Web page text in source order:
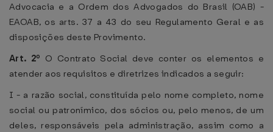
Advocacia e a Ordem dos Advogados do Brasil (OAB) -
EAOAB, os arts. 37 a 43 do seu Regulamento Geral e as
disposições deste Provimento.
Art. 2º O Contrato Social deve conter os elementos e
atender aos requisitos e diretrizes indicados a seguir:
I - a razão social, constituída pelo nome completo, nome
social ou patronímico, dos sócios ou, pelo menos, de um
deles, responsáveis pela administração, assim como a